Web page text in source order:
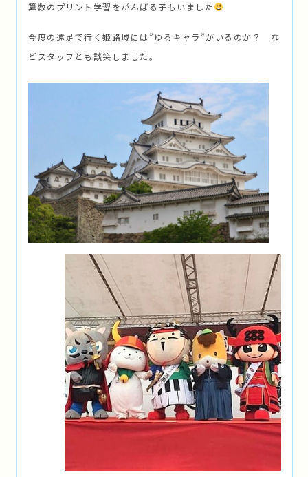
算数のプリント学習をがんばる子もいました
今度の遠足で行く姫路城には”ゆるキャラ”がいるのか？ な
どスタッフとも談笑しました。